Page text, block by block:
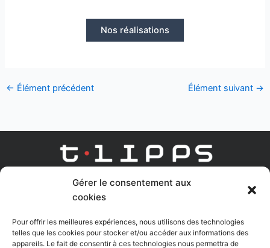
Gérer le consentement aux
cookies
Pour offrir les meilleures expériences, nous utilisons des technologies
telles que les cookies pour stocker et/ou accéder aux informations des
appareils. Le fait de consentir à ces technologies nous permettra de
Nos réalisations
← Élément précédent Élément suivant →
AGENCE DIGITAL LEARNING
LinkedinYoutube